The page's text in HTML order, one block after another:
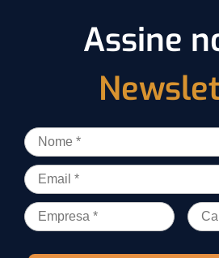
Assine